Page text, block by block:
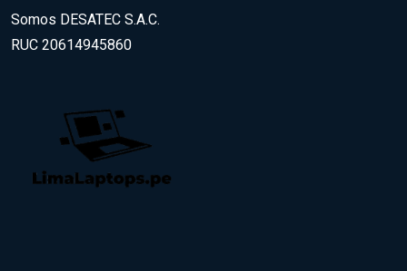
Somos DESATEC S.A.C.
RUC 20614945860